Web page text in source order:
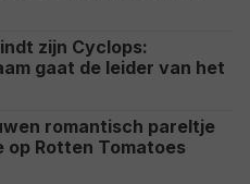
zijn Cyclops:
gaat de leider van het
romantisch pareltje
Rotten Tomatoes